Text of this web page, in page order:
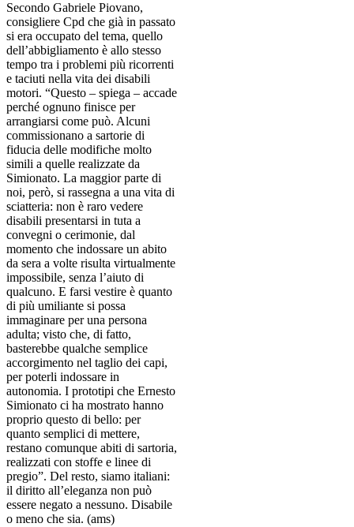
Secondo Gabriele Piovano,
consigliere Cpd che già in passato
si era occupato del tema, quello
dell’abbigliamento è allo stesso
tempo tra i problemi più ricorrenti
e taciuti nella vita dei disabili
motori. “Questo – spiega – accade
perché ognuno finisce per
arrangiarsi come può. Alcuni
commissionano a sartorie di
fiducia delle modifiche molto
simili a quelle realizzate da
Simionato. La maggior parte di
noi, però, si rassegna a una vita di
sciatteria: non è raro vedere
disabili presentarsi in tuta a
convegni o cerimonie, dal
momento che indossare un abito
da sera a volte risulta virtualmente
impossibile, senza l’aiuto di
qualcuno. E farsi vestire è quanto
di più umiliante si possa
immaginare per una persona
adulta; visto che, di fatto,
basterebbe qualche semplice
accorgimento nel taglio dei capi,
per poterli indossare in
autonomia. I prototipi che Ernesto
Simionato ci ha mostrato hanno
proprio questo di bello: per
quanto semplici di mettere,
restano comunque abiti di sartoria,
realizzati con stoffe e linee di
pregio”. Del resto, siamo italiani:
il diritto all’eleganza non può
essere negato a nessuno. Disabile
o meno che sia. (ams)